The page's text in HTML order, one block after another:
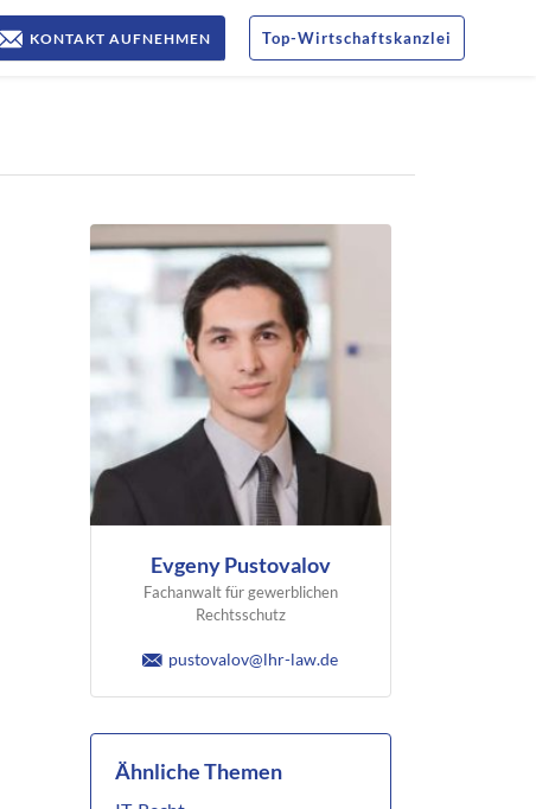
Top-Wirtschaftskanzlei
KONTAKT AUFNEHMEN
Evgeny Pustovalov
Fachanwalt für gewerblichen
Rechtsschutz
pustovalov@lhr-law.de
Ähnliche Themen